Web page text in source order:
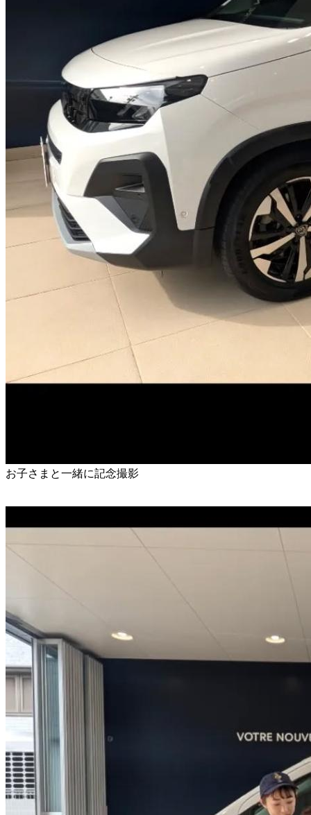
お子さまと一緒に記念撮影